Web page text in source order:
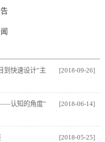
到快速设计”主
[2018-09-26]
认知的角度”
[2018-06-14]
[2018-05-25]